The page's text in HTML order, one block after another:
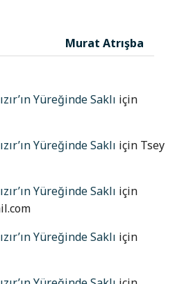
Murat Atrışba
Yüreğinde Saklı için
Yüreğinde Saklı için Tsey
Yüreğinde Saklı için
Yüreğinde Saklı için